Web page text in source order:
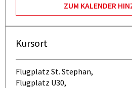
ZUM KALENDER
Kursort
Flugplatz St. Stephan,
Flugplatz U30,